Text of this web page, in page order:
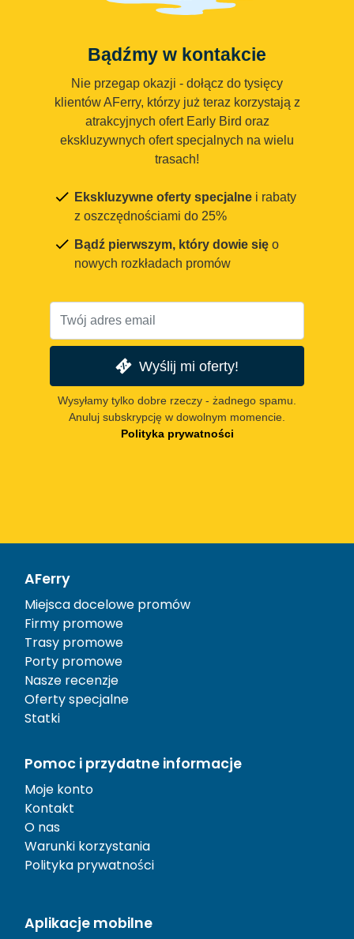
Bądźmy w kontakcie
Nie przegap okazji - dołącz do tysięcy
klientów AFerry, którzy już teraz korzystają z
atrakcyjnych ofert Early Bird oraz
ekskluzywnych ofert specjalnych na wielu
trasach!
Ekskluzywne oferty specjalne i rabaty
z oszczędnościami do 25%
Bądź pierwszym, który dowie się o
nowych rozkładach promów
Wyślij mi oferty!
Wysyłamy tylko dobre rzeczy - żadnego spamu.
Anuluj subskrypcję w dowolnym momencie.
Polityka prywatności
AFerry
Miejsca docelowe promów
Firmy promowe
Trasy promowe
Porty promowe
Nasze recenzje
Oferty specjalne
Statki
Pomoc i przydatne informacje
Moje konto
Kontakt
O nas
Warunki korzystania
Polityka prywatności
Aplikacje mobilne